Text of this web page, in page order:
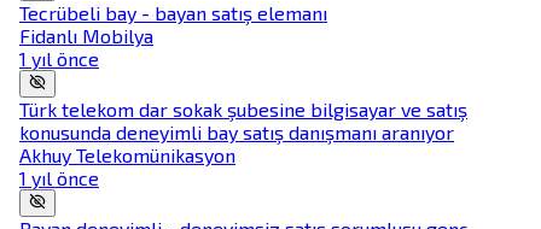
Tecrübeli bay - bayan satış elemanı
Fidanlı Mobilya
1 yıl önce
Türk telekom dar sokak şubesine bilgisayar ve satış
konusunda deneyimli bay satış danışmanı aranıyor
Akhuy Telekomünikasyon
1 yıl önce